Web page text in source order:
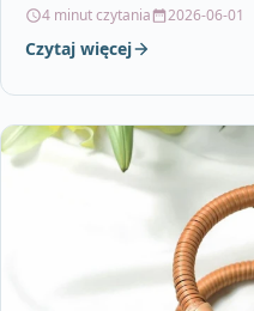
4 minut czytania 2026-06-01
Czytaj więcej